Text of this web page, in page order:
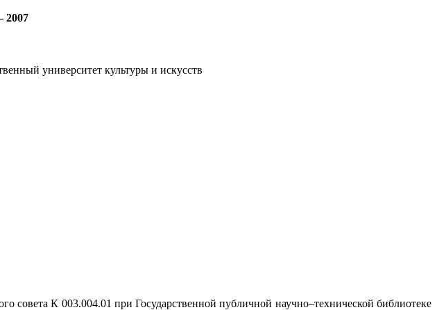
2007
университет культуры и искусств
совета К 003.004.01 при Государственной публичной научно–технической библиотеке